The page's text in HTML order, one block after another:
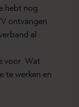
hebt nog
ontvangen.
al
voor. Wat
te werken en